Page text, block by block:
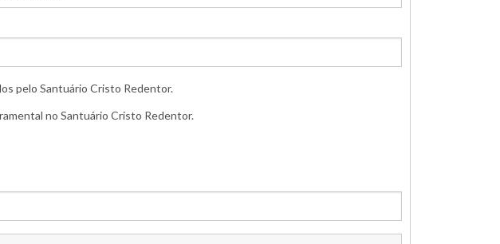
pelo Santuário Cristo Redentor.
no Santuário Cristo Redentor.